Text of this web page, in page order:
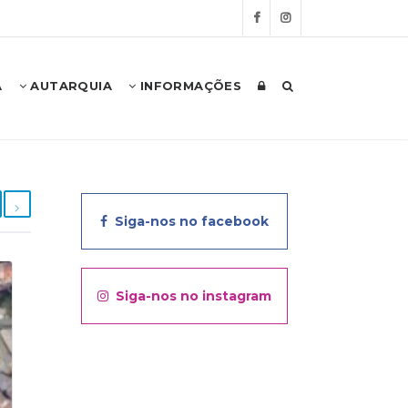
AUTARQUIA INFORMAÇÕES
Siga-nos no facebook
Siga-nos no instagram